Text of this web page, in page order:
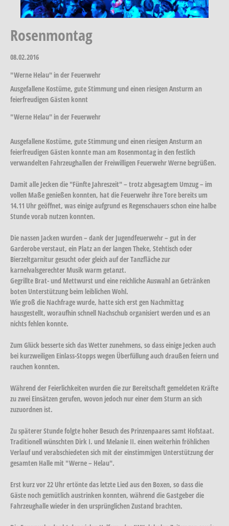
Rosenmontag
08.02.2016
"Werne Helau" in der Feuerwehr
Ausgefallene Kostüme, gute Stimmung und einen riesigen Ansturm an
feierfreudigen Gästen konnt
"Werne Helau" in der Feuerwehr
Ausgefallene Kostüme, gute Stimmung und einen riesigen Ansturm an
feierfreudigen Gästen konnte man am Rosenmontag in den festlich
verwandelten Fahrzeughallen der Freiwilligen Feuerwehr Werne begrüßen.
Damit alle Jecken die "Fünfte Jahreszeit" – trotz abgesagtem Umzug – im
vollen Maße genießen konnten, hat die Feuerwehr ihre Tore bereits um
14.11 Uhr geöffnet, was einige aufgrund es Regenschauers schon eine halbe
Stunde vorab nutzen konnten.
Die nassen Jacken wurden – dank der Jugendfeuerwehr – gut in der
Garderobe verstaut, ein Platz an der langen Theke, Stehtisch oder
Bierzeltgarnitur gesucht oder gleich auf der Tanzfläche zur
karnelvalsgerechter Musik warm getanzt.
Gegrillte Brat- und Mettwurst und eine reichliche Auswahl an Getränken
boten Unterstützung beim leiblichen Wohl.
Wie groß die Nachfrage wurde, hatte sich erst gen Nachmittag
hausgestellt, woraufhin schnell Nachschub organisiert werden und es an
nichts fehlen konnte.
Zum Glück besserte sich das Wetter zunehmens, so dass einige Jecken auch
bei kurzweiligen Einlass-Stopps wegen Überfüllung auch draußen feiern und
rauchen konnten.
Während der Feierlichkeiten wurden die zur Bereitschaft gemeldeten Kräfte
zu zwei Einsätzen gerufen, wovon jedoch nur einer dem Sturm an sich
zuzuordnen ist.
Zu späterer Stunde folgte hoher Besuch des Prinzenpaares samt Hofstaat.
Traditionell wünschten Dirk I. und Melanie II. einen weiterhin fröhlichen
Verlauf und verabschiedeten sich mit der einstimmigen Unterstützung der
gesamten Halle mit "Werne – Helau".
Erst kurz vor 22 Uhr ertönte das letzte Lied aus den Boxen, so dass die
Gäste noch gemütlich austrinken konnten, während die Gastgeber die
Fahrzeughalle wieder in den ursprünglichen Zustand brachten.